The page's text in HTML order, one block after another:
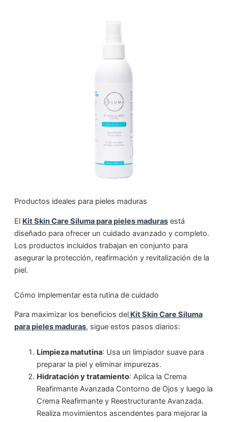
Productos ideales para pieles maduras
El Kit Skin Care Siluma para pieles madurasestá
diseñado para ofrecer un cuidado avanzado y completo.
Los productos incluidos trabajan en conjunto para
asegurar la protección, reafirmación y revitalización de la
piel.
Cómo implementar esta rutina de cuidado
Para maximizar los beneficios delKit Skin Care Siluma
para pieles maduras, sigue estos pasos diarios:
Limpieza matutina: Usa un limpiador suave para
preparar la piel y eliminar impurezas.
Hidratación y tratamiento: Aplica la Crema
Reafirmante Avanzada Contorno de Ojos y luego la
Crema Reafirmante y Reestructurante Avanzada.
Realiza movimientos ascendentes para mejorar la